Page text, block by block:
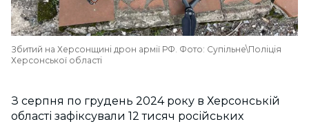
Збитий на Херсонщині дрон армії РФ. Фото: Супільне\Поліція
Херсонської області
З серпня по грудень 2024 року в Херсонській
області зафіксували 12 тисяч російських